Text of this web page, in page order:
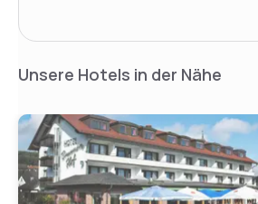
Unsere Hotels in der Nähe